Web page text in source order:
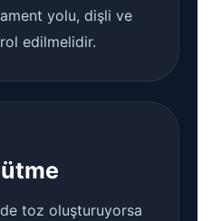
yolu, dişli ve
edilmelidir.
toz oluşturuyorsa